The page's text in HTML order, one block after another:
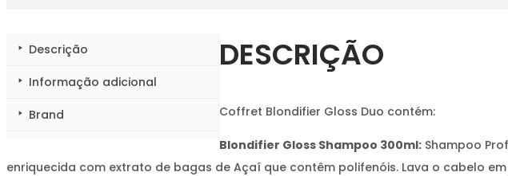
Descrição
Informação adicional
Brand
DESCRIÇÃO
Coffret Blondifier Gloss Duo contém:
Blondifier Gloss Shampoo 300ml:Shampoo
enriquecida com extrato de bagas de Açaí que contêm polifenóis. Lava o cabelo